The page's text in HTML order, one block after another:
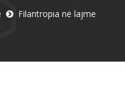
Filantropia në lajme